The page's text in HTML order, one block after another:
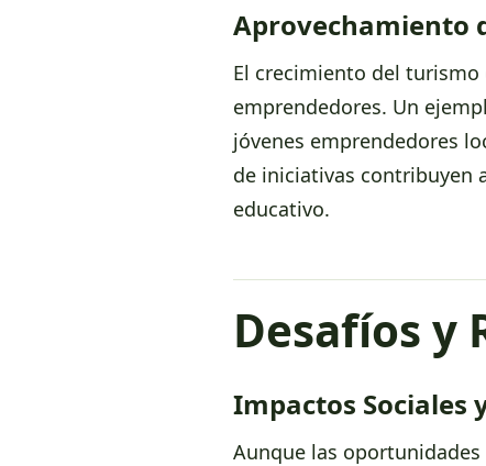
Aprovechamiento
El crecimiento del
emprendedores. Un
jóvenes emprendedores
de iniciativas contribuyen
educativo.
Desafíos y
Impactos Sociales
Aunque las